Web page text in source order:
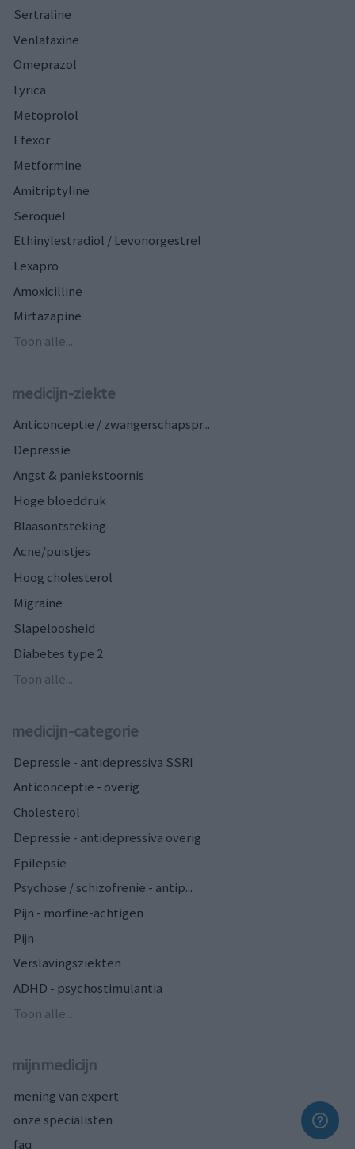
Sertraline
Venlafaxine
Omeprazol
Lyrica
Metoprolol
Efexor
Metformine
Amitriptyline
Seroquel
Ethinylestradiol / Levonorgestrel
Lexapro
Amoxicilline
Mirtazapine
Toon alle...
medicijn-ziekte
Anticonceptie / zwangerschapspr...
Depressie
Angst & paniekstoornis
Hoge bloeddruk
Blaasontsteking
Acne/puistjes
Hoog cholesterol
Migraine
Slapeloosheid
Diabetes type 2
Toon alle...
medicijn-categorie
Depressie - antidepressiva SSRI
Anticonceptie - overig
Cholesterol
Depressie - antidepressiva overig
Epilepsie
Psychose / schizofrenie - antip...
Pijn - morfine-achtigen
Pijn
Verslavingsziekten
ADHD - psychostimulantia
Toon alle...
mijnmedicijn
mening van expert
onze specialisten
faq